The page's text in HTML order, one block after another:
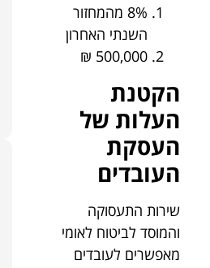
8% מהמחזור
השנתי האחרון
500,000 ₪
הקטנת
העלות של
העסקת
העובדים
שירות התעסוקה
והמוסד לביטוח לאומי
מאפשרים לעובדים